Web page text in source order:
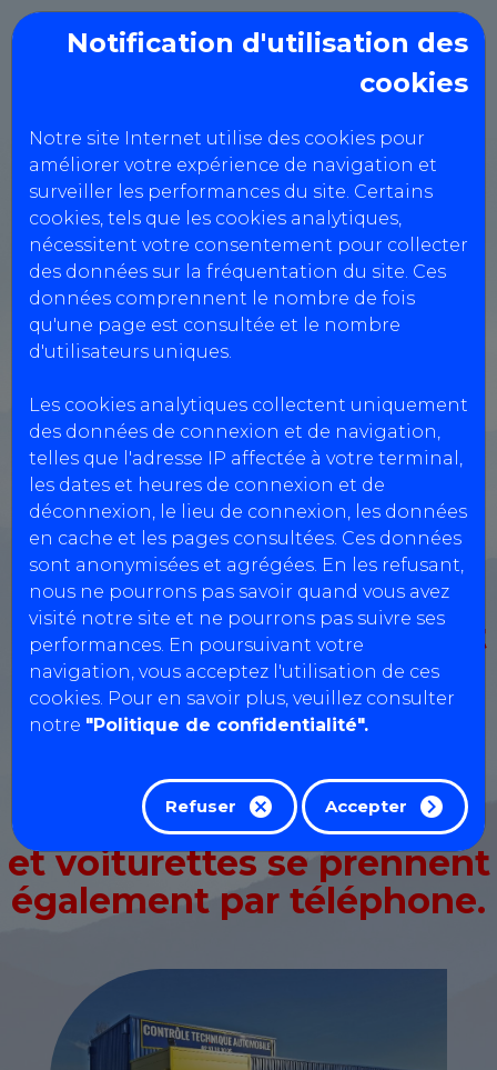
Notification d'utilisation des
cookies
Notre site Internet utilise des cookies pour
améliorer votre expérience de navigation et
surveiller les performances du site. Certains
cookies, tels que les cookies analytiques,
nécessitent votre consentement pour collecter
des données sur la fréquentation du site. Ces
données comprennent le nombre de fois
qu'une page est consultée et le nombre
d'utilisateurs uniques.
Les cookies analytiques collectent uniquement
des données de connexion et de navigation,
telles que l'adresse IP affectée à votre terminal,
les dates et heures de connexion et de
déconnexion, le lieu de connexion, les données
en cache et les pages consultées. Ces données
sont anonymisées et agrégées. En les refusant,
nous ne pourrons pas savoir quand vous avez
visité notre site et ne pourrons pas suivre ses
performances. En poursuivant votre
navigation, vous acceptez l'utilisation de ces
cookies. Pour en savoir plus, veuillez consulter
notre "Politique de confidentialité".
Refuser Accepter
PRESQUILE
CONTROLE
Boulevard plein ouest ( en face
grosse citerne blanche),
0297363095
Réservation Véhicules Légers
Réservation motos, quads, voiturettes...
Rendez-vousuniquement
par téléphonepour les
Contrôles
PollutionetContre-
Visites. Les RDV 2 roues
et voiturettes se prennent
également par téléphone.